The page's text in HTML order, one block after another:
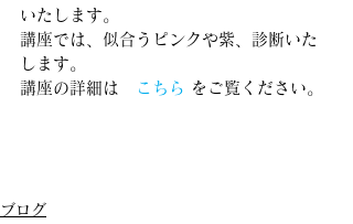
いたします。
講座では、似合うピンクや紫、診断いた
します。
講座の詳細は
こちら をご覧ください。
ブログ